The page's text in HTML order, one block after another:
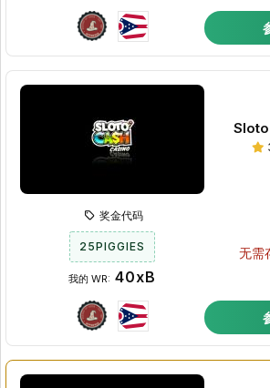
无需
奖金代码
25PIGGIES
我的 WR: 40xB